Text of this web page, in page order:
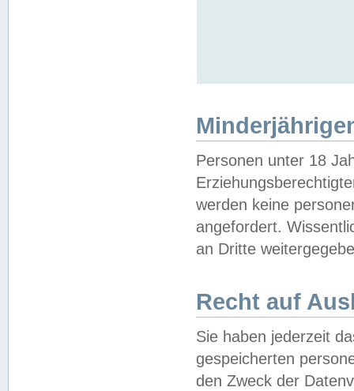
Personen unter 18
werden keine
angefordert.
an Dritte
Recht auf
Sie haben jederzeit
gespeicherten
den Zweck der